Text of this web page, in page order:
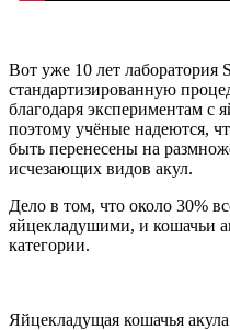
Вот уже 10 лет лаборатория
стандартизированную
благодаря экспериментам
поэтому учёные надеются,
быть перенесены на
исчезающих видов акул.
Дело в том, что около 30%
яйцекладушими, и кошачьи
категории.
Яйцекладущая кошачья